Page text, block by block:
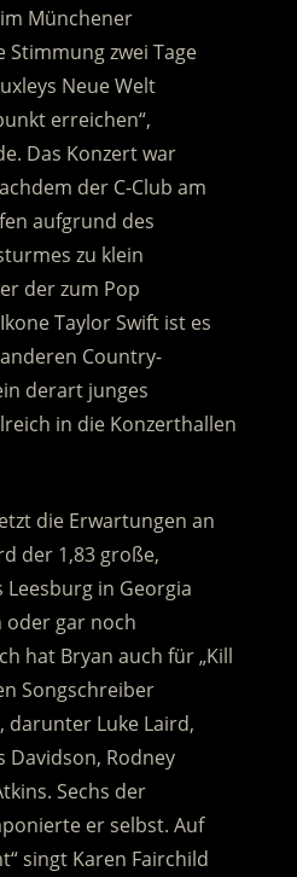
Münchener
Stimmung zwei Tage
Neue Welt
erreichen“,
Das Konzert war
der C-Club am
aufgrund des
zu klein
der zum Pop
Taylor Swift ist es
Country-
derart junges
in die Konzerthallen
die Erwartungen an
der 1,83 große,
in Georgia
oder gar noch
hat Bryan auch für „Kill
Songschreiber
darunter Luke Laird,
Davidson, Rodney
Sechs der
er selbst. Auf
singt Karen Fairchild